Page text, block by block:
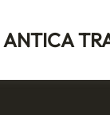
ANTICA